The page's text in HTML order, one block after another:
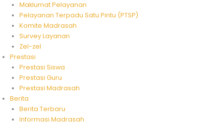
Maklumat Pelayanan
Pelayanan Terpadu Satu Pintu (PTSP)
Komite Madrasah
Survey Layanan
Zel-zel
Prestasi
Prestasi Siswa
Prestasi Guru
Prestasi Madrasah
Berita
Berita Terbaru
Informasi Madrasah